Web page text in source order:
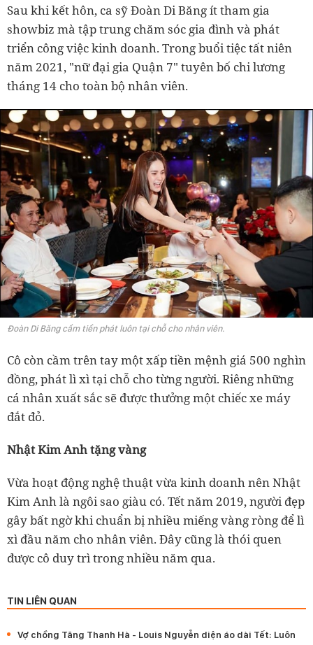
Sau khi kết hôn, ca sỹ Đoàn Di Băng ít tham gia
showbiz mà tập trung chăm sóc gia đình và phát
triển công việc kinh doanh. Trong buổi tiệc tất niên
năm 2021, "nữ đại gia Quận 7" tuyên bố chi lương
tháng 14 cho toàn bộ nhân viên.
Đoàn Di Băng cầm tiền phát luôn tại chỗ cho nhân viên.
Cô còn cầm trên tay một xấp tiền mệnh giá 500 nghìn
đồng, phát lì xì tại chỗ cho từng người. Riêng những
cá nhân xuất sắc sẽ được thưởng một chiếc xe máy
đắt đỏ.
Nhật Kim Anh tặng vàng
Vừa hoạt động nghệ thuật vừa kinh doanh nên Nhật
Kim Anh là ngôi sao giàu có. Tết năm 2019, người đẹp
gây bất ngờ khi chuẩn bị nhiều miếng vàng ròng để lì
xì đầu năm cho nhân viên. Đây cũng là thói quen
được cô duy trì trong nhiều năm qua.
TIN LIÊN QUAN
Vợ chồng Tăng Thanh Hà - Louis Nguyễn diện áo dài Tết: Luôn